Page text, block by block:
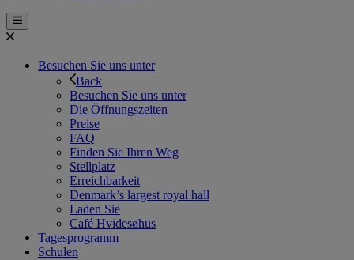
Besuchen Sie uns unter
Back
Besuchen Sie uns unter
Die Öffnungszeiten
Preise
FAQ
Finden Sie Ihren Weg
Stellplatz
Erreichbarkeit
Denmark’s largest royal hall
Laden Sie
Café Hvidesøhus
Tagesprogramm
Schulen